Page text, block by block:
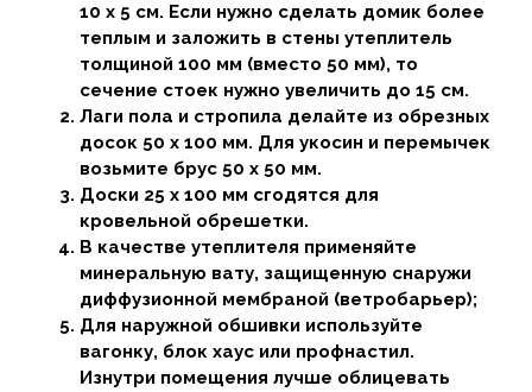
10 х 5 см. Если нужно сделать домик более
теплым и заложить в стены утеплитель
толщиной 100 мм (вместо 50 мм), то
сечение стоек нужно увеличить до 15 см.
Лаги пола и стропила делайте из обрезных
досок 50 х 100 мм. Для укосин и перемычек
возьмите брус 50 х 50 мм.
Доски 25 х 100 мм сгодятся для
кровельной обрешетки.
В качестве утеплителя применяйте
минеральную вату, защищенную снаружи
диффузионной мембраной (ветробарьер);
Для наружной обшивки используйте
вагонку, блок хаус или профнастил.
Изнутри помещения лучше облицевать